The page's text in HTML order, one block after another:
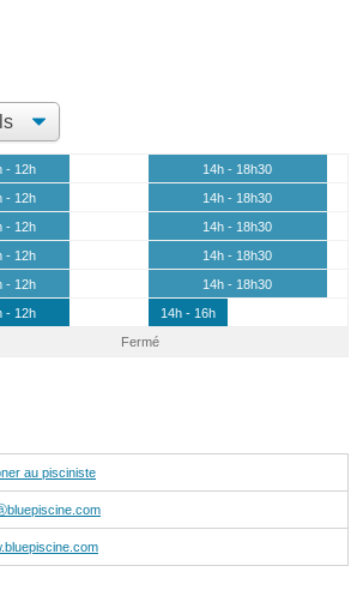
- 12h
14h - 18h30
- 12h
14h - 18h30
- 12h
14h - 18h30
- 12h
14h - 18h30
- 12h
14h - 18h30
- 12h
14h - 16h
Fermé
au pisciniste